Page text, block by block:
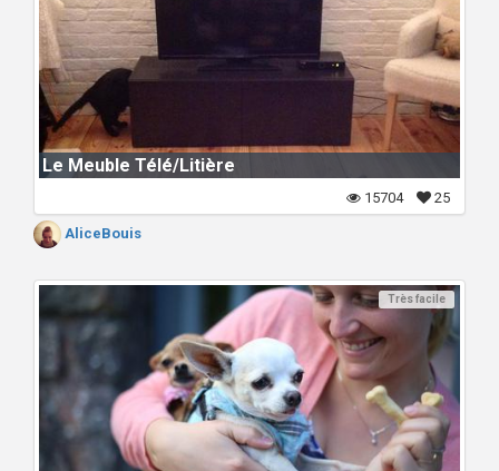
Le Meuble Télé/Litière
25
15704
AliceBouis
Très facile